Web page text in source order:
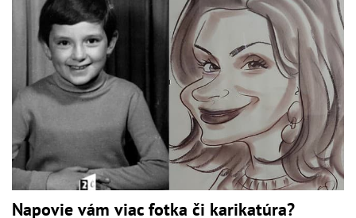
Napovie vám viac fotka či karikatúra?